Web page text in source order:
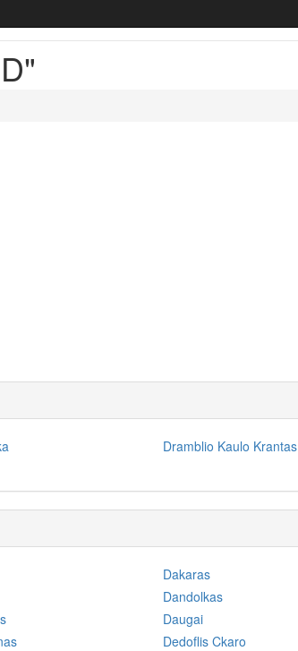
Dramblio Kaulo Krantas
Dakaras
Dandolkas
Daugai
Dedoflis Ckaro